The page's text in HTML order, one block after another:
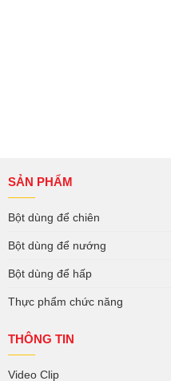
SẢN PHẨM
Bột dùng để chiên
Bột dùng để nướng
Bột dùng để hấp
Thực phẩm chức năng
THÔNG TIN
Video Clip